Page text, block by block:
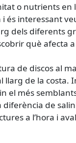
o nutrients
és interessant
dels diferents
què afecta
de discos al
llarg de la costa.
el més
diferència de
a l’hora i